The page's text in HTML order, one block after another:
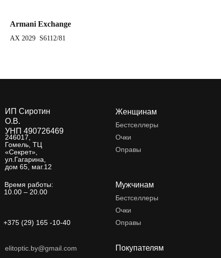
Armani Exchange
AX 2029 S6112/81
+375 (29) 165 -10-40
Бестселлеры
Женщинам
Очки
Оправы
Бестселлеры
Мужчинам
Очки
Оправы
Покупателям
ИП Сиротин
О.В.
УНП 490726469
246017,
Гомель, ТЦ
«Секрет»,
ул.Гагарина,
дом 65, маг.12
Время работы:
10.00 – 20.00
elitoptic.by@gmail.com